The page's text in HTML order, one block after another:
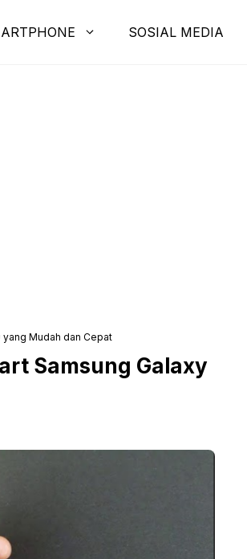
SOSIAL MEDIA
yang Mudah dan Cepat
Samsung Galaxy